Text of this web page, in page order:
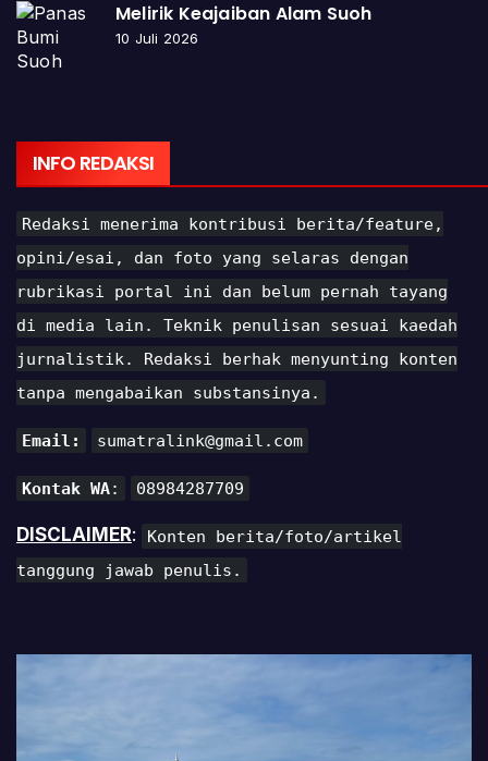
Melirik Keajaiban Alam Suoh
10 Juli 2026
INFO REDAKSI
Redaksi menerima kontribusi berita/feature,
opini/esai, dan foto yang selaras dengan
rubrikasi portal ini dan belum pernah tayang
di media lain. Teknik penulisan sesuai kaedah
jurnalistik. Redaksi berhak menyunting konten
tanpa mengabaikan substansinya.
Email: sumatralink@gmail.com
Kontak WA: 08984287709
DISCLAIMER:
Konten berita/foto/artikel
tanggung jawab penulis.